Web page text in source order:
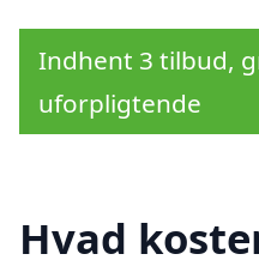
Indhent 3 tilbud,
uforpligtende
Hvad